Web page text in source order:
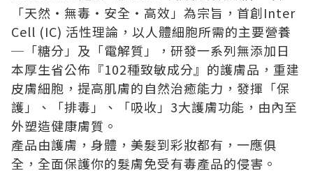
「天然‧無毒‧安全‧高效」為宗旨，首創Inter
Cell (IC) 活性理論，以人體細胞所需的主要營養
─「糖分」及「電解質」，研發一系列無添加日
本厚生省公佈『102種致敏成分』的護膚品，重建
皮膚細胞，提高肌膚的自然治癒能力，發揮「保
護」、「排毒」、「吸收」3大護膚功能，由內至
外塑造健康膚質。
產品由護膚，身體，美髮到彩妝都有，一應俱
全，全面保護你的髮膚免受有毒產品的侵害。